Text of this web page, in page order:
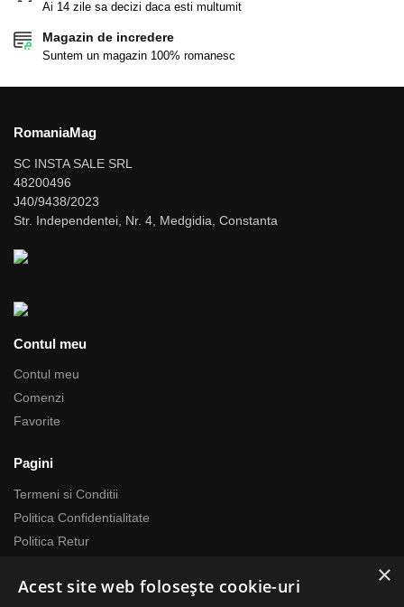
Ai 14 zile sa decizi daca esti multumit
Magazin de incredere
Suntem un magazin 100% romanesc
RomaniaMag
SC INSTA SALE SRL
48200496
J40/9438/2023
Str. Independentei, Nr. 4, Medgidia, Constanta
Contul meu
Contul meu
Comenzi
Favorite
Pagini
Termeni si Conditii
Politica Confidentialitate
Politica Retur
Politica Call Center
×
Acest site web folosește cookie-uri